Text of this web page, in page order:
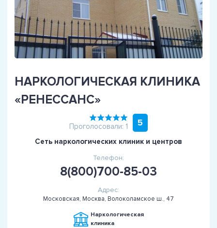
НАРКОЛОГИЧЕСКАЯ КЛИНИКА
«РЕНЕССАНС»
Проголосовали: 1 5
Сеть наркологических клиник и центров
Телефон:
8(800)700-85-03
Адрес:
Московская, Москва, Волоколамское ш., 47
Наркологическая
клиника